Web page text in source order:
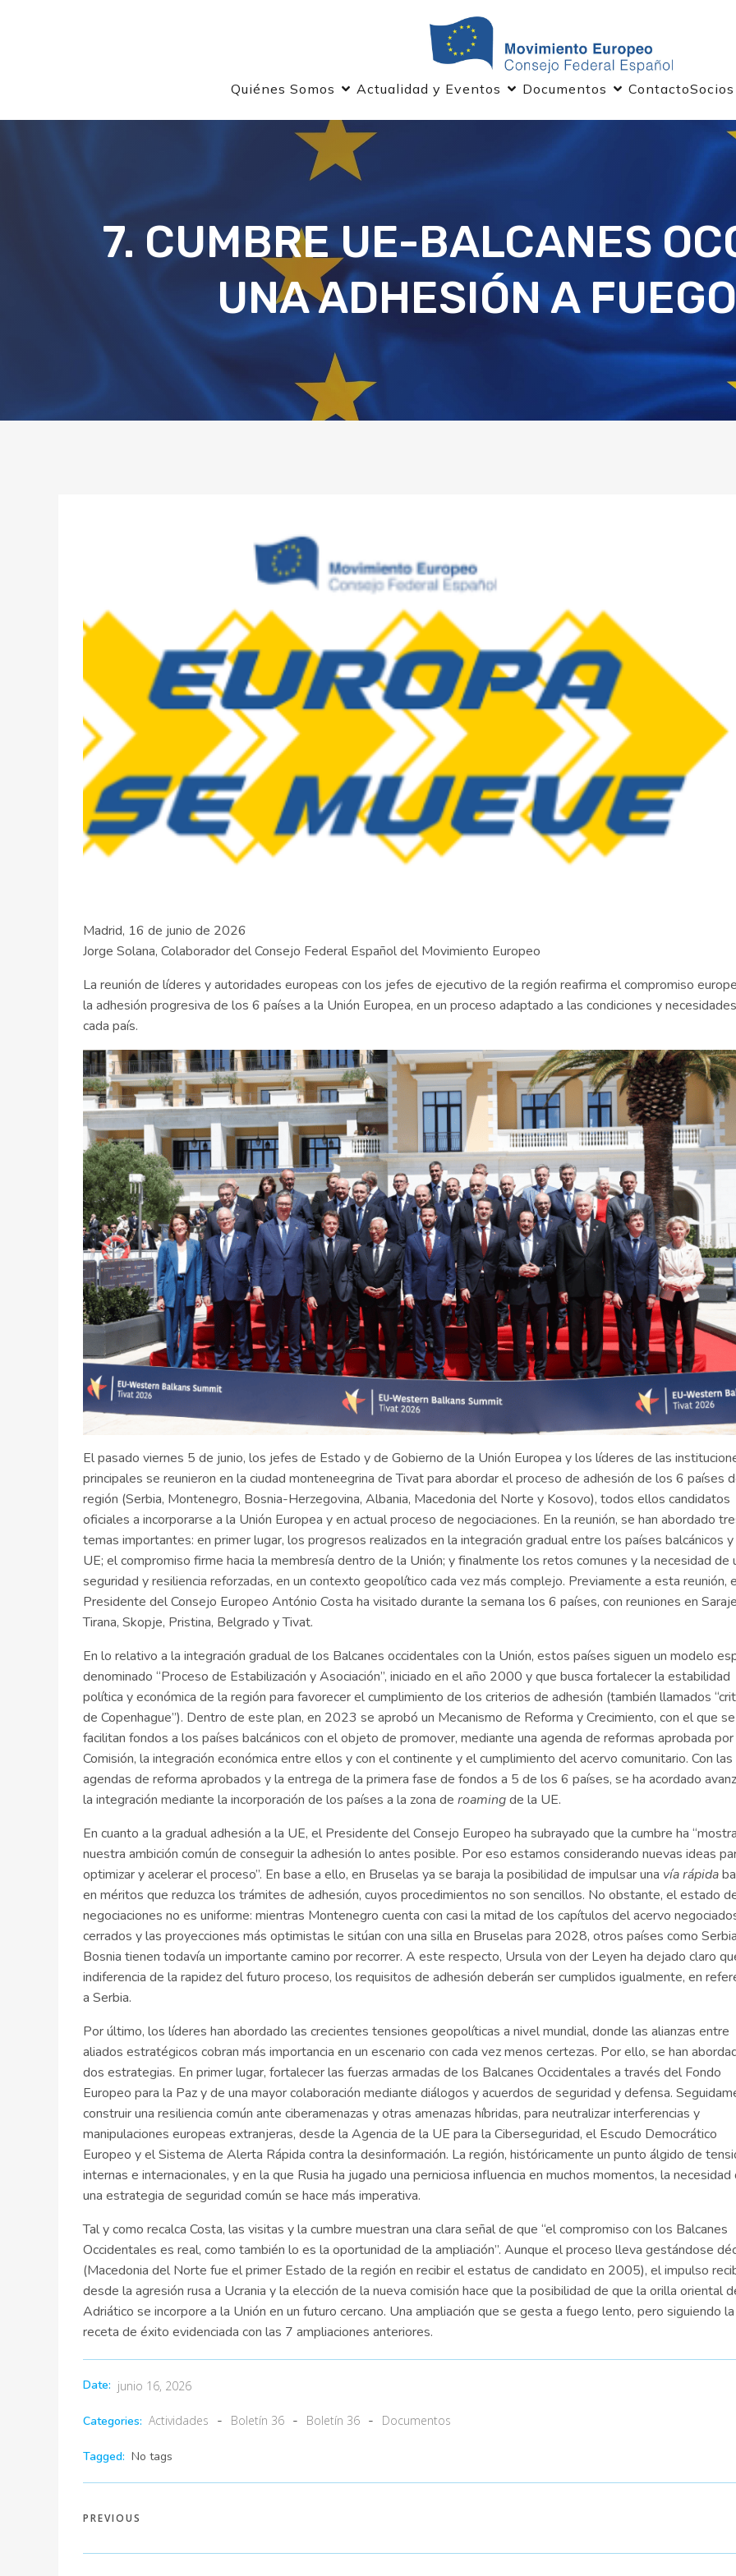
Quiénes Somos Actualidad y Eventos Documentos ContactoSocios
7. CUMBRE UE-BALCANES
UNA ADHESIÓN A
Madrid, 16 de junio de 2026
Jorge Solana, Colaborador del Consejo Federal Español del Movimiento Europeo
La reunión de líderes y autoridades europeas con los jefes de ejecutivo de la región reafirma el compromiso
la adhesión progresiva de los 6 países a la Unión Europea, en un proceso adaptado a las condiciones y
cada país.
El pasado viernes 5 de junio, los jefes de Estado y de Gobierno de la Unión Europea y los líderes de las
principales se reunieron en la ciudad monteneegrina de Tivat para abordar el proceso de adhesión de los 6 países
región (Serbia, Montenegro, Bosnia-Herzegovina, Albania, Macedonia del Norte y Kosovo), todos ellos candidatos
oficiales a incorporarse a la Unión Europea y en actual proceso de negociaciones. En la reunión, se han abordado
temas importantes: en primer lugar, los progresos realizados en la integración gradual entre los países balcánicos
UE; el compromiso firme hacia la membresía dentro de la Unión; y finalmente los retos comunes y la necesidad de
seguridad y resiliencia reforzadas, en un contexto geopolítico cada vez más complejo. Previamente a esta reunión,
Presidente del Consejo Europeo António Costa ha visitado durante la semana los 6 países, con reuniones en
Tirana, Skopje, Pristina, Belgrado y Tivat.
En lo relativo a la integración gradual de los Balcanes occidentales con la Unión, estos países siguen un modelo
denominado “Proceso de Estabilización y Asociación”, iniciado en el año 2000 y que busca fortalecer la estabilidad
política y económica de la región para favorecer el cumplimiento de los criterios de adhesión (también llamados
de Copenhague”). Dentro de este plan, en 2023 se aprobó un Mecanismo de Reforma y Crecimiento, con el que se
facilitan fondos a los países balcánicos con el objeto de promover, mediante una agenda de reformas aprobada
Comisión, la integración económica entre ellos y con el continente y el cumplimiento del acervo comunitario. Con las
agendas de reforma aprobados y la entrega de la primera fase de fondos a 5 de los 6 países, se ha acordado
la integración mediante la incorporación de los países a la zona de roamingde la UE.
En cuanto a la gradual adhesión a la UE, el Presidente del Consejo Europeo ha subrayado que la cumbre ha
nuestra ambición común de conseguir la adhesión lo antes posible. Por eso estamos considerando nuevas ideas
optimizar y acelerar el proceso”. En base a ello, en Bruselas ya se baraja la posibilidad de impulsar una vía rápida
en méritos que reduzca los trámites de adhesión, cuyos procedimientos no son sencillos. No obstante, el estado
negociaciones no es uniforme: mientras Montenegro cuenta con casi la mitad de los capítulos del acervo
cerrados y las proyecciones más optimistas le sitúan con una silla en Bruselas para 2028, otros países como
Bosnia tienen todavía un importante camino por recorrer. A este respecto, Ursula von der Leyen ha dejado claro
indiferencia de la rapidez del futuro proceso, los requisitos de adhesión deberán ser cumplidos igualmente, en
a Serbia.
Por último, los líderes han abordado las crecientes tensiones geopolíticas a nivel mundial, donde las alianzas entre
aliados estratégicos cobran más importancia en un escenario con cada vez menos certezas. Por ello, se han
dos estrategias. En primer lugar, fortalecer las fuerzas armadas de los Balcanes Occidentales a través del Fondo
Europeo para la Paz y de una mayor colaboración mediante diálogos y acuerdos de seguridad y defensa.
construir una resiliencia común ante ciberamenazas y otras amenazas híbridas, para neutralizar interferencias y
manipulaciones europeas extranjeras, desde la Agencia de la UE para la Ciberseguridad, el Escudo Democrático
Europeo y el Sistema de Alerta Rápida contra la desinformación. La región, históricamente un punto álgido de
internas e internacionales, y en la que Rusia ha jugado una perniciosa influencia en muchos momentos, la necesidad
una estrategia de seguridad común se hace más imperativa.
Tal y como recalca Costa, las visitas y la cumbre muestran una clara señal de que “el compromiso con los Balcanes
Occidentales es real, como también lo es la oportunidad de la ampliación”. Aunque el proceso lleva gestándose
(Macedonia del Norte fue el primer Estado de la región en recibir el estatus de candidato en 2005), el impulso
desde la agresión rusa a Ucrania y la elección de la nueva comisión hace que la posibilidad de que la orilla oriental
Adriático se incorpore a la Unión en un futuro cercano. Una ampliación que se gesta a fuego lento, pero siguiendo la
receta de éxito evidenciada con las 7 ampliaciones anteriores.
Date: junio 16, 2026
Categories: Actividades - Boletín 36 - Boletín 36 - Documentos
Tagged: No tags
PREVIOUS